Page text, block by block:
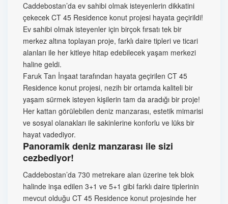
Caddebostan’da ev sahibi olmak isteyenlerin dikkatini
çekecek CT 45 Residence konut projesi hayata geçirildi!
Ev sahibi olmak isteyenler için birçok fırsatı tek bir
merkez altına toplayan proje, farklı daire tipleri ve ticari
alanları ile her kitleye hitap edebilecek yaşam merkezi
haline geldi.
Faruk Tan İnşaat tarafından hayata geçirilen CT 45
Residence konut projesi, nezih bir ortamda kaliteli bir
yaşam sürmek isteyen kişilerin tam da aradığı bir proje!
Her kattan görülebilen deniz manzarası, estetik mimarisi
ve sosyal olanakları ile sakinlerine konforlu ve lüks bir
hayat vadediyor.
Panoramik deniz manzarası ile sizi
cezbediyor!
Caddebostan’da 730 metrekare alan üzerine tek blok
halinde inşa edilen 3+1 ve 5+1 gibi farklı daire tiplerinin
mevcut olduğu CT 45 Residence konut projesinde her